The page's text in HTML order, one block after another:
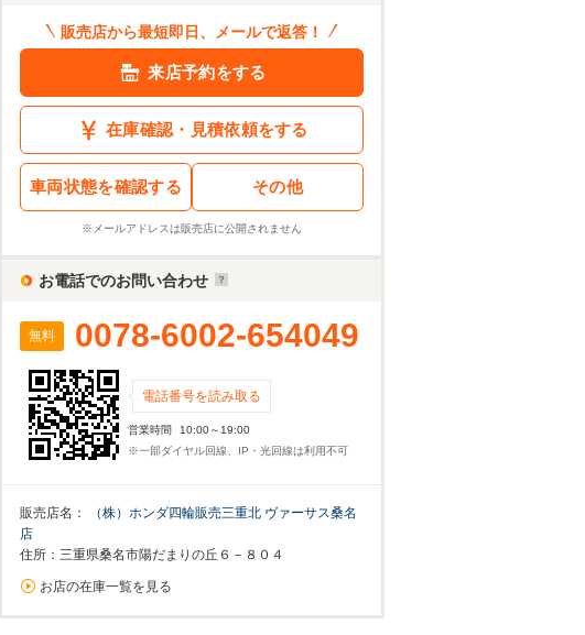
販売店から最短即日、メールで返答！
来店予約をする
在庫確認・見積依頼をする
車両状態を確認する その他
※メールアドレスは販売店に公開されません
お電話でのお問い合わせ
無料 0078-6002-654049
電話番号を読み取る
営業時間
10:00～19:00
※一部ダイヤル回線、IP・光回線は利用不可
販売店名：
（株）ホンダ四輪販売三重北 ヴァーサス桑名
店
住所：三重県桑名市陽だまりの丘６－８０４
お店の在庫一覧を見る